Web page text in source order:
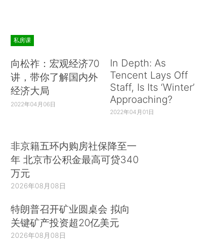
私房课
向松祚：宏观经济70
讲，带你了解国内外
经济大局
2022年04月06日
In Depth: As
Tencent Lays Off
Staff, Is Its ‘Winter’
Approaching?
2022年04月01日
非京籍五环内购房社保降至一
年 北京市公积金最高可贷340
万元
2026年08月08日
特朗普召开矿业圆桌会 拟向
关键矿产投资超20亿美元
2026年08月08日